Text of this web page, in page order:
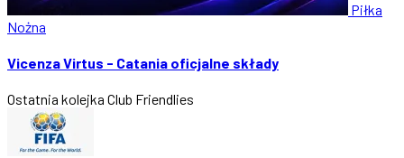
Piłka
Nożna
Vicenza Virtus - Catania oficjalne składy
Ostatnia kolejka Club Friendlies